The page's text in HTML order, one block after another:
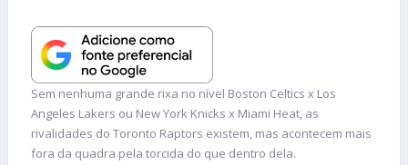
Sem nenhuma grande rixa no nível Boston Celtics x Los
Angeles Lakers ou New York Knicks x Miami Heat, as
rivalidades do Toronto Raptors existem, mas acontecem mais
fora da quadra pela torcida do que dentro dela.